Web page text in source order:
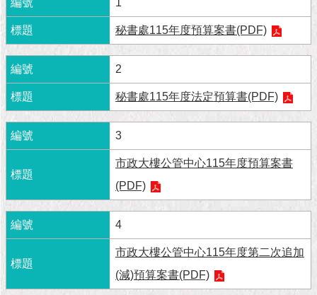
施
政
景
及
成
果
市
資
發
現
臺
北
1
秘書處115年度預算案書(PDF)
2
秘書處115年度法定預算書(PDF)
3
市政大樓公管中心115年度預算案書
(PDF)
4
市政大樓公管中心115年度第二次追加
(減)預算案書(PDF)